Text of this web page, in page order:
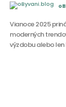
Vianoce 2025
moderných
výzdobu alebo len